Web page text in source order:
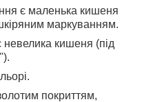
є маленька кишеня
маркуванням.
невелика кишеня (під
покриттям,